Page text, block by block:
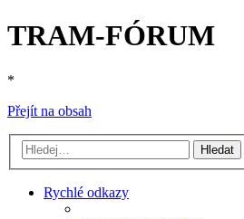
TRAM-FÓRUM
*
Přejít na obsah
Hledat
Rychlé odkazy